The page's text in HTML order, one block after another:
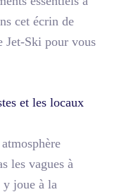
cet écrin de
Jet-Ski pour vous
et les locaux
les vagues à
y joue à la